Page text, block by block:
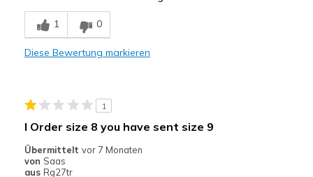
Nachteile
Hitze.
Nicht dicht.
Ausnahmsweise wenn nicht lange
Breite
Größe
1 0
Diese Bewertung markieren
1
I Order size 8 you have sent size 9
Übermittelt vor 7 Monaten
von Saas
aus Rg27tr